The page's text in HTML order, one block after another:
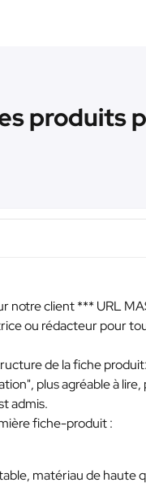
produits
notre client*** URL
ou rédacteur pour
de la fiche
plus agréable à
admis.
fiche-produit :
matériau de haute